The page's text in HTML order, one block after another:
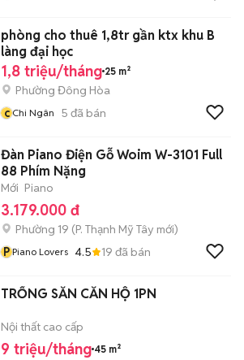
phòng cho thuê 1,8tr gần ktx khu B
làng đại học
1,8 triệu/tháng 25 m²
Phường Đông Hòa
c Chi Ngân 5 đã bán
Đàn Piano Điện Gỗ Woim W-3101 Full
88 Phím Nặng
Mới Piano
3.179.000 đ
Phường 19 (P. Thạnh Mỹ Tây mới)
P Piano Lovers 4.5 19 đã bán
TRỐNG SẴN CĂN HỘ 1PN
Nội thất cao cấp
9 triệu/tháng 45 m²